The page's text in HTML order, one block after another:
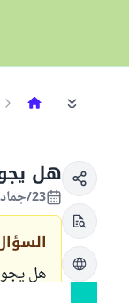
هل
23/جمادى الأولى/1430 الموافق 18/مايو/2009
هل